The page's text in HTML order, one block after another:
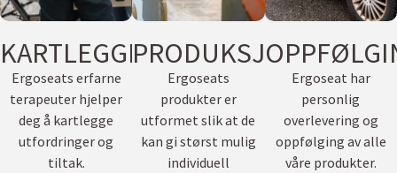
KARTLEGGING
Ergoseats erfarne
terapeuter hjelper
deg å kartlegge
utfordringer og
tiltak.
PRODUKSJON
Ergoseats
produkter er
utformet slik at de
kan gi størst mulig
individuell
Ergoseat har
personlig
overlevering og
oppfølging av alle
våre produkter.